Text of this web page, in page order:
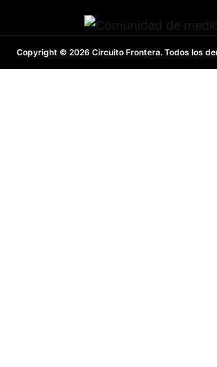
Copyright © 2026 Circuito Frontera. Todos los